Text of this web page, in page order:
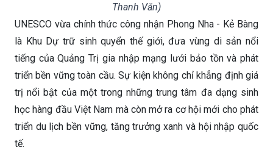
Thanh Văn)
UNESCO vừa chính thức công nhận Phong Nha - Kẻ Bàng
là Khu Dự trữ sinh quyển thế giới, đưa vùng di sản nổi
tiếng của Quảng Trị gia nhập mạng lưới bảo tồn và phát
triển bền vững toàn cầu. Sự kiện không chỉ khẳng định giá
trị nổi bật của một trong những trung tâm đa dạng sinh
học hàng đầu Việt Nam mà còn mở ra cơ hội mới cho phát
triển du lịch bền vững, tăng trưởng xanh và hội nhập quốc
tế.